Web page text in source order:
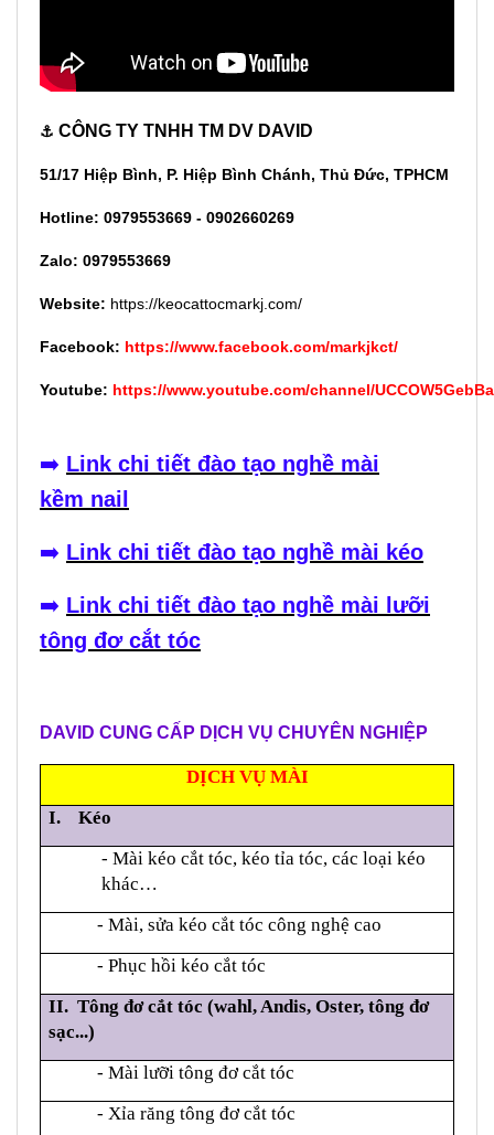
⚓ CÔNG TY TNHH TM DV DAVID
51/17 Hiệp Bình, P. Hiệp Bình Chánh, Thủ Đức, TPHCM
Hotline: 0979553669 - 0902660269
Zalo: 0979553669
Website: https://keocattocmarkj.com/
Facebook: https://www.facebook.com/markjkct/
Youtube: https://www.youtube.com/channel/
➡️ Link chi tiết đào tạo nghề mài
kềm nail
➡️ Link chi tiết đào tạo nghề mài kéo
➡️ Link chi tiết đào tạo nghề mài lưỡi
tông đơ cắt tóc
DAVID CUNG CẤP DỊCH VỤ CHUYÊN NGHIỆP
DỊCH VỤ MÀI
I. Kéo
- Mài kéo cắt tóc, kéo tỉa tóc, các loại kéo
khác…
- Mài, sửa kéo cắt tóc công nghệ cao
- Phục hồi kéo cắt tóc
II. Tông đơ cắt tóc (wahl, Andis, Oster, tông đơ
sạc...)
- Mài lưỡi tông đơ cắt tóc
- Xỉa răng tông đơ cắt tóc